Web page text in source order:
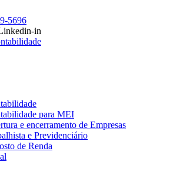
5696
in
para MEI
e encerramento de Empresas
e Previdenciário
de Renda